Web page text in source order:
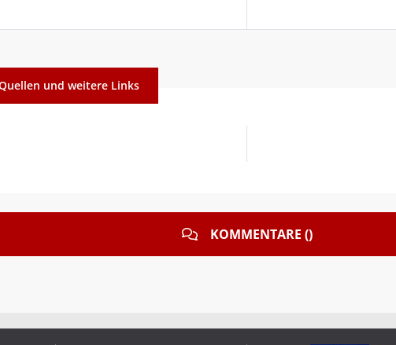
und weitere Links
KOMMENTARE ()